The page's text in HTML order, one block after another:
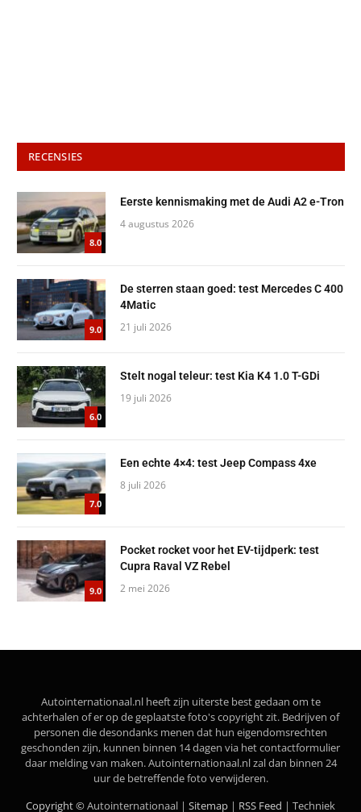
RECENSIES
8.0
Eerste kennismaking met de Audi A2 e-Tron
4 augustus 2026
9.0
De sterren staan goed: test Mercedes C 400
4Matic
21 juli 2026
6.0
Stelt nogal teleur: test Kia K4 1.0 T-GDi
19 juli 2026
7.0
Een echte 4×4: test Jeep Compass 4xe
8 juli 2026
9.0
Pocket rocket voor het EV-tijdperk: test
Cupra Raval VZ Rebel
2 mei 2026
Autointernationaal.nl heeft zijn uiterste best gedaan om te
achterhalen of er op de geplaatste foto's copyright zit. Bedrijven of
personen die desondanks menen dat hun eigendomsrechten
geschonden zijn, kunnen binnen 14 dagen via het contactformulier
daar melding van maken. Autointernationaal.nl zal dan binnen 24
uur de betreffende foto verwijderen.
Copyright ©Autointernationaal | Sitemap | RSS Feed | Techniek